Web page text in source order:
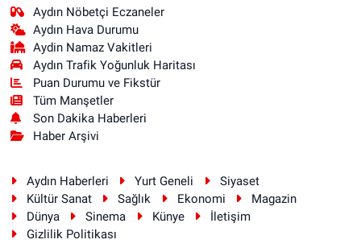
Aydın Nöbetçi Eczaneler
Aydın Hava Durumu
Aydin Namaz Vakitleri
Aydın Trafik Yoğunluk Haritası
Puan Durumu ve Fikstür
Tüm Manşetler
Son Dakika Haberleri
Haber Arşivi
Aydın Haberleri Yurt Geneli
Siyaset
Kültür Sanat
Sağlık Ekonomi
Magazin
Dünya
Sinema Künye
İletişim
Gizlilik Politikası